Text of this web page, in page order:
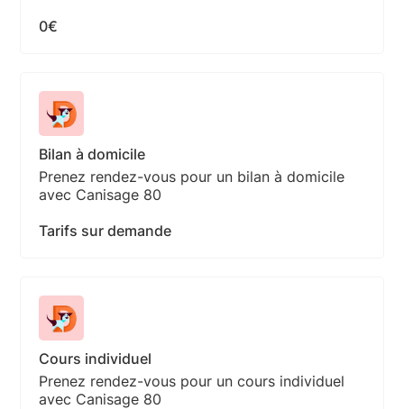
0€
Bilan à domicile
Prenez rendez-vous pour un bilan à domicile
avec Canisage 80
Tarifs sur demande
Cours individuel
Prenez rendez-vous pour un cours individuel
avec Canisage 80